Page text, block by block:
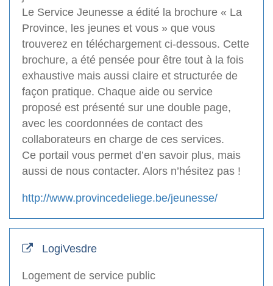
Le Service Jeunesse a édité la brochure « La
Province, les jeunes et vous » que vous
trouverez en téléchargement ci-dessous. Cette
brochure, a été pensée pour être tout à la fois
exhaustive mais aussi claire et structurée de
façon pratique. Chaque aide ou service
proposé est présenté sur une double page,
avec les coordonnées de contact des
collaborateurs en charge de ces services.
Ce portail vous permet d’en savoir plus, mais
aussi de nous contacter. Alors n’hésitez pas !
http://www.provincedeliege.be/jeunesse/
LogiVesdre
Logement de service public